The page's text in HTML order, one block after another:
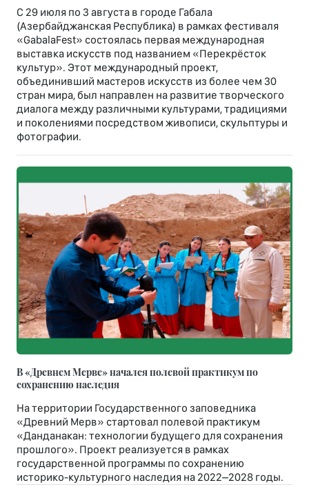
С 29 июля по 3 августа в городе Габала
(Азербайджанская Республика) в рамках фестиваля
«GabalaFest» состоялась первая международная
выставка искусств под названием «Перекрёсток
культур». Этот международный проект,
объединивший мастеров искусств из более чем 30
стран мира, был направлен на развитие творческого
диалога между различными культурами, традициями
и поколениями посредством живописи, скульптуры и
фотографии.
В «Древнем Мерве» начался полевой практикум по
сохранению наследия
На территории Государственного заповедника
«Древний Мерв» стартовал полевой практикум
«Данданакан: технологии будущего для сохранения
прошлого». Проект реализуется в рамках
государственной программы по сохранению
историко-культурного наследия на 2022–2028 годы.